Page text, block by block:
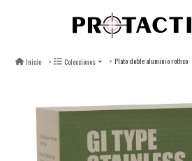
Inicio Colecciones Plato doble aluminio rothco